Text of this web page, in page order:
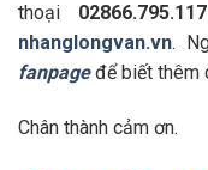
thoại
nhanglongvan.vn.
fanpageđể biết thêm
Chân thành cảm ơn.